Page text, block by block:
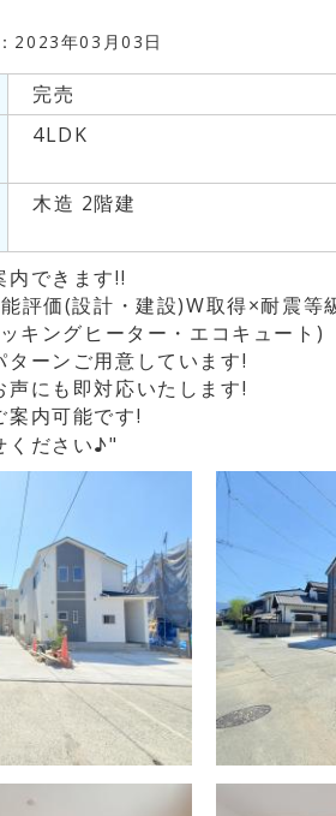
2023年03月03日
完売
4LDK
木造 2階建
内できます!!
評価(設計・建設)W取得×耐震等
キングヒーター・エコキュート)
ーンご用意しています!
い」のお声にも即対
もご案内可能です!
ください♪"